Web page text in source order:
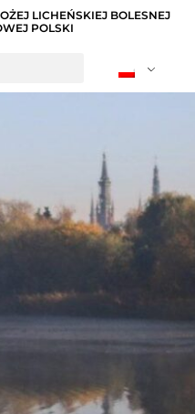
LICHEŃSKIEJ BOLESNEJ
POLSKI